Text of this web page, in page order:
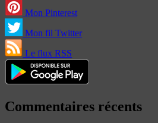
Mon Pinterest
Mon fil Twitter
Le flux RSS
Commentaires récents